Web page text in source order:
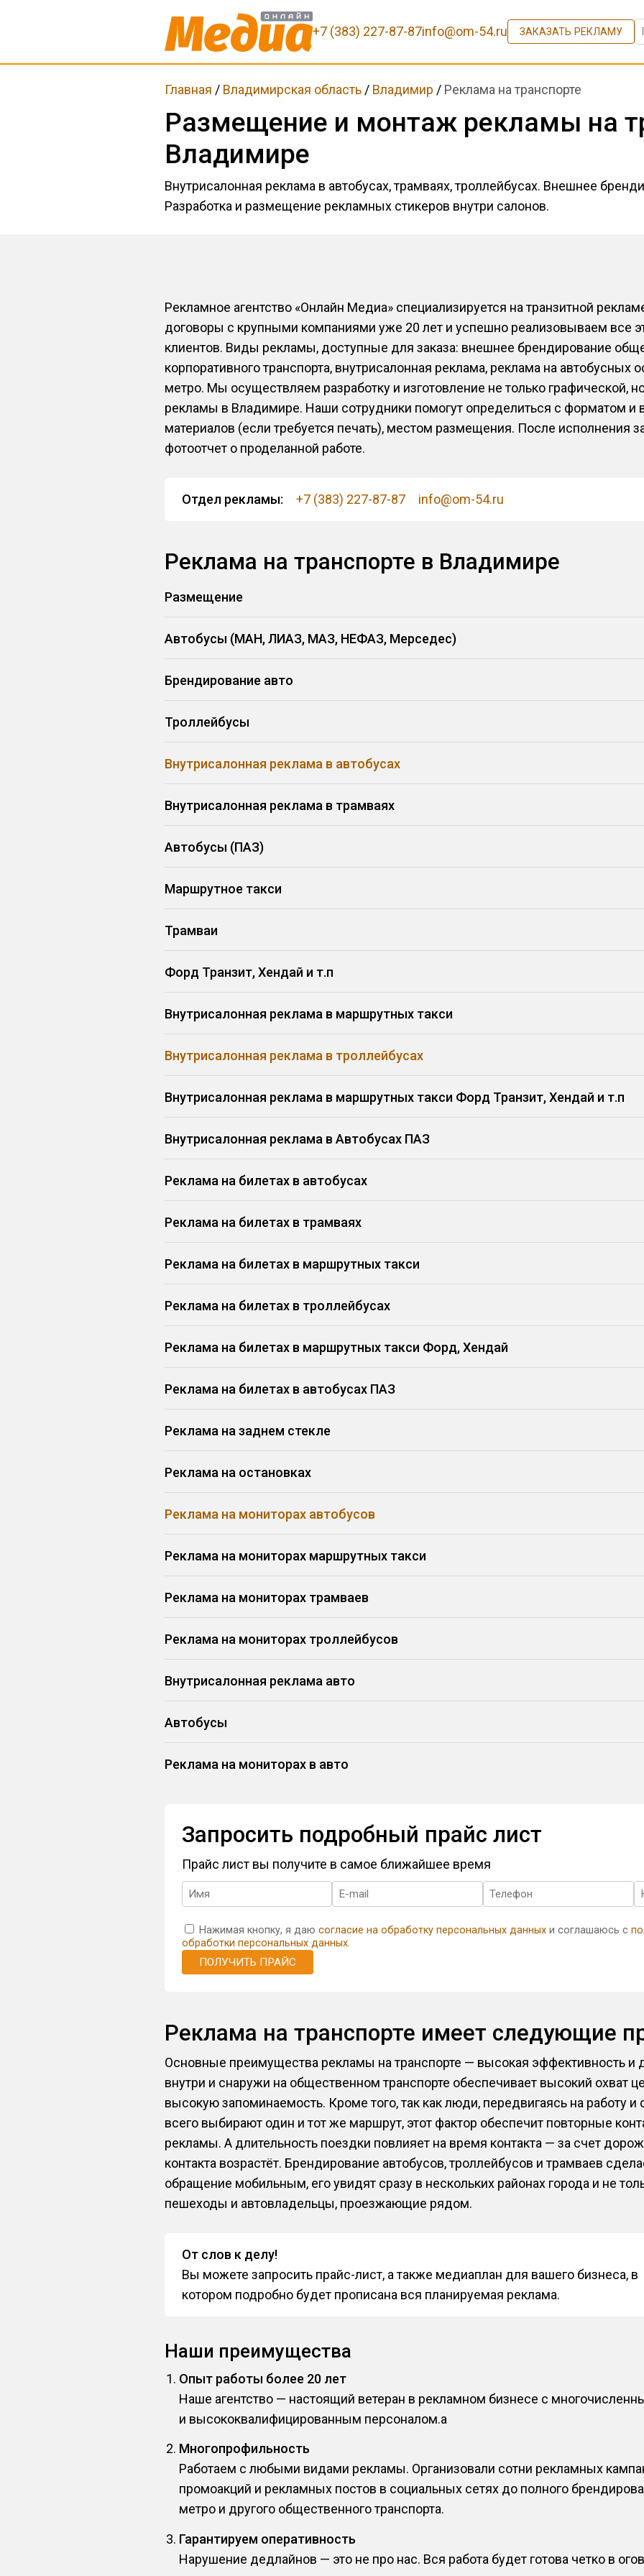
+7 (383) 227-87-87info@om-54.ru ЗАКАЗАТЬ РЕКЛАМУ
Главная / Владимирская область/ Владимир / Реклама на транспорте
Размещение и монтаж рекламы на
Владимире
Внутрисалонная реклама в автобусах, трамваях, троллейбусах. Внешнее
Разработка и размещение рекламных стикеров внутри салонов.
Рекламное агентство «Онлайн Медиа» специализируется на транзитной
договоры с крупными компаниями уже 20 лет и успешно реализовываем все
клиентов. Виды рекламы, доступные для заказа: внешнее брендирование
корпоративного транспорта, внутрисалонная реклама, реклама на автобусных
метро. Мы осуществляем разработку и изготовление не только графической,
рекламы в Владимире. Наши сотрудники помогут определиться с форматом
материалов (если требуется печать), местом размещения. После исполнения
фотоотчет о проделанной работе.
Отдел рекламы: +7 (383) 227-87-87 info@om-54.ru
Реклама на транспорте в Владимире
Размещение
Автобусы (МАН, ЛИАЗ, МАЗ, НЕФАЗ, Мерседес)
Брендирование авто
Троллейбусы
Внутрисалонная реклама в автобусах
Внутрисалонная реклама в трамваях
Автобусы (ПАЗ)
Маршрутное такси
Трамваи
Форд Транзит, Хендай и т.п
Внутрисалонная реклама в маршрутных такси
Внутрисалонная реклама в троллейбусах
Внутрисалонная реклама в маршрутных такси Форд Транзит, Хендай и т.п
Внутрисалонная реклама в Автобусах ПАЗ
Реклама на билетах в автобусах
Реклама на билетах в трамваях
Реклама на билетах в маршрутных такси
Реклама на билетах в троллейбусах
Реклама на билетах в маршрутных такси Форд, Хендай
Реклама на билетах в автобусах ПАЗ
Реклама на заднем стекле
Реклама на остановках
Реклама на мониторах автобусов
Реклама на мониторах маршрутных такси
Реклама на мониторах трамваев
Реклама на мониторах троллейбусов
Внутрисалонная реклама авто
Автобусы
Реклама на мониторах в авто
Запросить подробный прайс лист
Прайс лист вы получите в самое ближайшее время
Нажимая кнопку, я даю согласие на обработку персональных данныхи соглашаюсь с
обработки персональных данных.
ПОЛУЧИТЬ ПРАЙС
Реклама на транспорте имеет следующие
Основные преимущества рекламы на транспорте — высокая эффективность и
внутри и снаружи на общественном транспорте обеспечивает высокий охват
высокую запоминаемость. Кроме того, так как люди, передвигаясь на работу
всего выбирают один и тот же маршрут, этот фактор обеспечит повторные
рекламы. А длительность поездки повлияет на время контакта — за счет
контакта возрастёт. Брендирование автобусов, троллейбусов и трамваев
обращение мобильным, его увидят сразу в нескольких районах города и не
пешеходы и автовладельцы, проезжающие рядом.
От слов к делу!
Вы можете запросить прайс-лист, а также медиаплан для вашего бизнеса, в
котором подробно будет прописана вся планируемая реклама.
Наши преимущества
Опыт работы более 20 лет
Наше агентство — настоящий ветеран в рекламном бизнесе с
и высококвалифицированным персоналом.a
Многопрофильность
Работаем с любыми видами рекламы. Организовали сотни рекламных
промоакций и рекламных постов в социальных сетях до полного
метро и другого общественного транспорта.
Гарантируем оперативность
Нарушение дедлайнов — это не про нас. Вся работа будет готова четко в